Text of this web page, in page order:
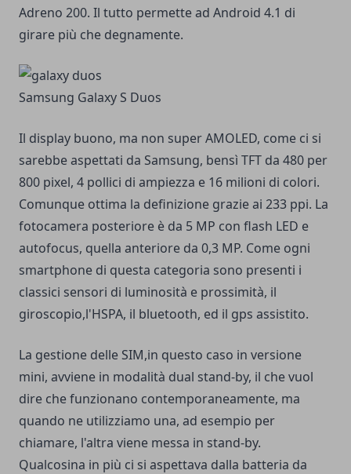
Adreno 200. Il tutto permette ad Android 4.1 di
girare più che degnamente.
Samsung Galaxy S Duos
Il display buono, ma non super AMOLED, come ci si
sarebbe aspettati da Samsung, bensì TFT da 480 per
800 pixel, 4 pollici di ampiezza e 16 milioni di colori.
Comunque ottima la definizione grazie ai 233 ppi. La
fotocamera posteriore è da 5 MP con flash LED e
autofocus, quella anteriore da 0,3 MP. Come ogni
smartphone di questa categoria sono presenti i
classici sensori di luminosità e prossimità, il
giroscopio,l'HSPA, il bluetooth, ed il gps assistito.
La gestione delle SIM,in questo caso in versione
mini, avviene in modalità dual stand-by, il che vuol
dire che funzionano contemporaneamente, ma
quando ne utilizziamo una, ad esempio per
chiamare, l'altra viene messa in stand-by.
Qualcosina in più ci si aspettava dalla batteria da